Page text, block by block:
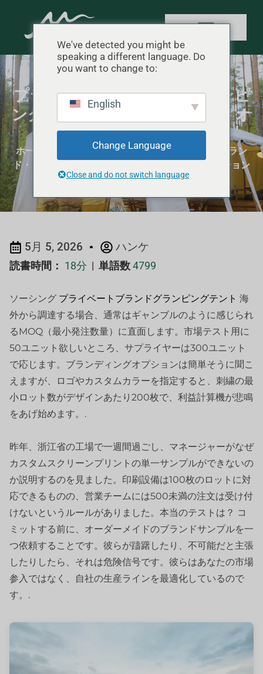
プライベートブランド・グランピ
ング・テント：MOQとブランドオ
プション
ホーム プライベート・レーベル"プライベートブラン
ド・グランピング・テント：MOQとブランドオプション
5月 5, 2026 ハンケ
読書時間： 18分 | 単語数4799
ソーシング プライベートブランドグランピングテント 海
外から調達する場合、通常はギャンブルのように感じられ
るMOQ（最小発注数量）に直面します。市場テスト用に
50ユニット欲しいところ、サプライヤーは300ユニット
で応じます。ブランディングオプションは簡単そうに聞こ
えますが、ロゴやカスタムカラーを指定すると、刺繍の最
小ロット数がデザインあたり200枚で、利益計算機が悲鳴
をあげ始めます。.
昨年、浙江省の工場で一週間過ごし、マネージャーがなぜ
カスタムスクリーンプリントの単一サンプルができないの
か説明するのを見ました。印刷設備は100枚のロットに対
応できるものの、営業チームには500未満の注文は受け付
けないというルールがありました。本当のテストは？ コ
ミットする前に、オーダーメイドのブランドサンプルを一
つ依頼することです。彼らが躊躇したり、不可能だと主張
したりしたら、それは危険信号です。彼らはあなたの市場
参入ではなく、自社の生産ラインを最適化しているので
す。.
We've detected you might be
speaking a different language. Do
you want to change to:
English
Change Language
Close and do not switch language